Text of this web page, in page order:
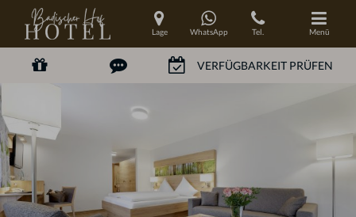
Lage WhatsApp Tel. Menü